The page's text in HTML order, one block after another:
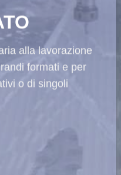
PVC